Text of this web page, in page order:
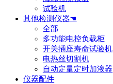
试验机
其他检测仪器☚
全部
多功能电控负载柜
开关插座寿命试验机
电热丝切割机
自动定量定时加液器
仪器配件